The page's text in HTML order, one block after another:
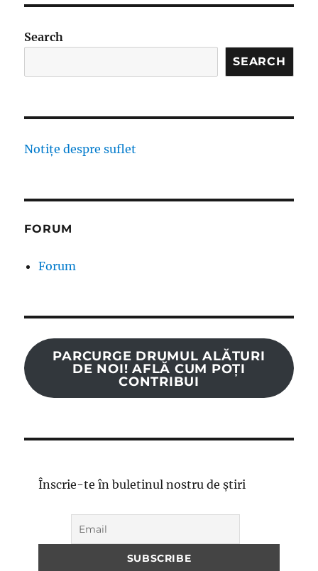
Search
SEARCH
Notițe despre suflet
FORUM
Forum
PARCURGE DRUMUL ALĂTURI
DE NOI! AFLĂ CUM POȚI
CONTRIBUI
Înscrie-te în buletinul nostru de știri